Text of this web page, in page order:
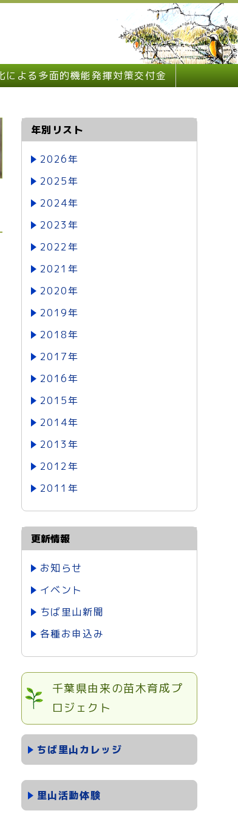
による多面的機能発揮対策交付金
年別リスト
2026年
2025年
2024年
2023年
2022年
2021年
2020年
2019年
2018年
2017年
2016年
2015年
2014年
2013年
2012年
2011年
更新情報
お知らせ
イベント
ちば里山新聞
各種お申込み
千葉県由来の苗木育成プ
ロジェクト
ちば里山カレッジ
里山活動体験